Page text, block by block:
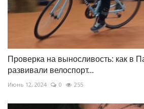
Проверка на выносливость: как в
развивали велоспорт...
Июнь 12, 2024 0 255